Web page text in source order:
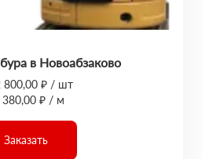
в Новоабзаково
800,00 ₽ / шт
380,00 ₽ / м
Заказать